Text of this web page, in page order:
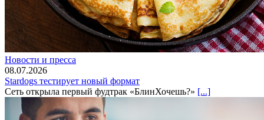
Новости и пресса
08.07.2026
Stardogs тестирует новый формат
Сеть открыла первый фудтрак «БлинХочешь?» [...]